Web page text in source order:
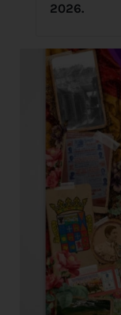
2026.